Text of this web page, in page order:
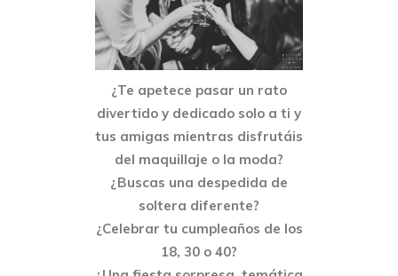
¿Te apetece pasar un rato
divertido y dedicado solo a ti y
tus amigas mientras disfrutáis
del maquillaje o la moda?
¿Buscas una despedida de
soltera diferente?
¿Celebrar tu cumpleaños de los
18, 30 o 40?